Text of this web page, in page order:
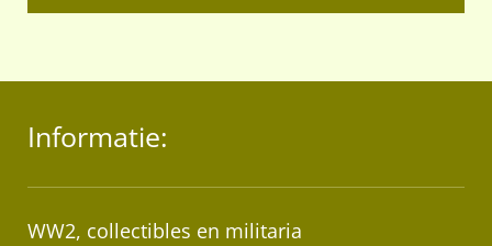
Informatie:
WW2, collectibles en militaria